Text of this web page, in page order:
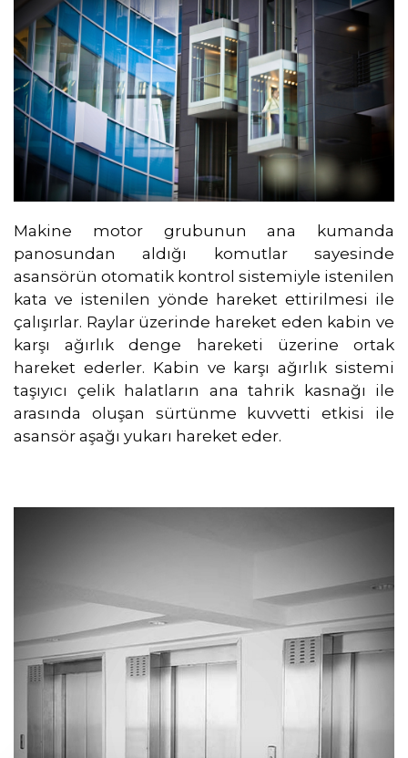
Makine motor grubunun ana kumanda
panosundan aldığı komutlar sayesinde
asansörün otomatik kontrol sistemiyle istenilen
kata ve istenilen yönde hareket ettirilmesi ile
çalışırlar. Raylar üzerinde hareket eden kabin ve
karşı ağırlık denge hareketi üzerine ortak
hareket ederler. Kabin ve karşı ağırlık sistemi
taşıyıcı çelik halatların ana tahrik kasnağı ile
arasında oluşan sürtünme kuvvetti etkisi ile
asansör aşağı yukarı hareket eder.